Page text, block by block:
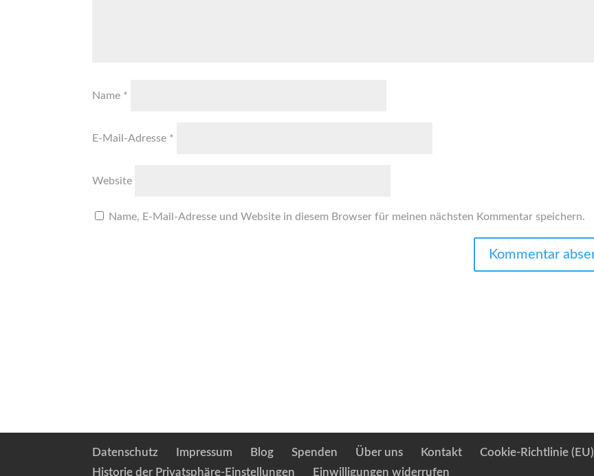
Name *
E-Mail-Adresse *
Website
Name, E-Mail-Adresse und Website in diesem Browser für meinen nächsten Kommentar speichern.
Datenschutz Impressum Blog Spenden Über uns Kontakt Cookie-Richtlinie (EU)
Historie der Privatsphäre-Einstellungen
Einwilligungen widerrufen